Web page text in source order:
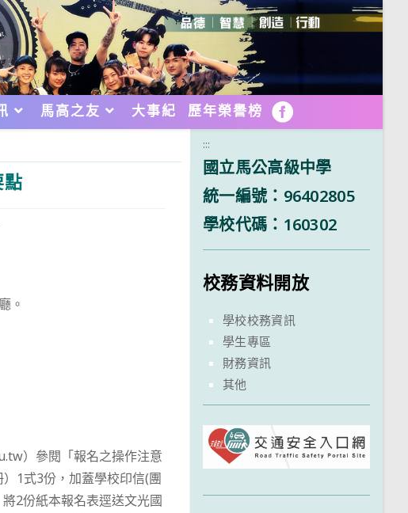
馬高之友 大事紀 歷年榮譽榜 FB
。
）參閱「報名之操作注意
1式3份，加蓋學校印信(團
2份紙本報名表逕送文光國
:::
國立馬公高級中學
統一編號：96402805
學校代碼：160302
校務資料開放
學校校務資訊
學生專區
財務資訊
其他